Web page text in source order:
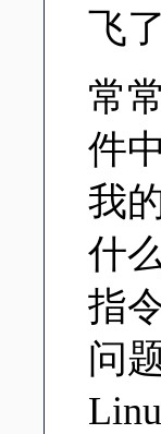
飞
常
件
我
什
指
问